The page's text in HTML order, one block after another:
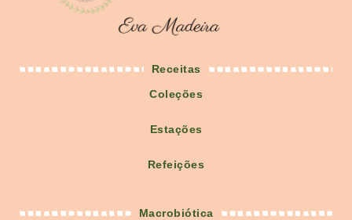
Receitas
Coleções
Estações
Refeições
Macrobiótica